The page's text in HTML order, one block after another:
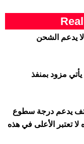
لا يدعم الشحن
يأتي مزود بمنفذ
يدعم درجة سطوع
هذه لا تعتبر الأعلى في هذه